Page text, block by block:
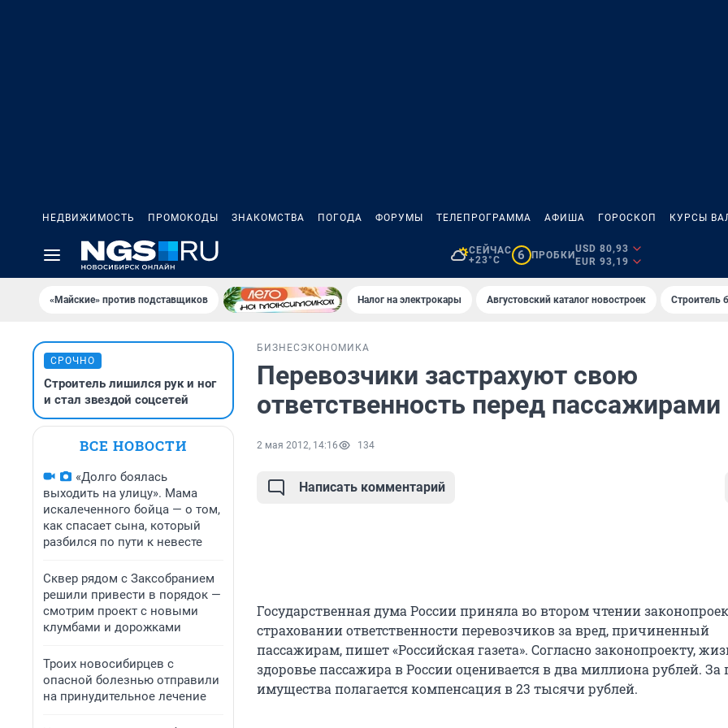
НЕДВИЖИМОСТЬ ПРОМОКОДЫ ЗНАКОМСТВА ПОГОДА ФОРУМЫ ТЕЛЕПРОГРАММА АФИША ГОРОСКОП КУРСЫ
СЕЙЧАС
+23°C
6 ПРОБКИ
USD 80,93
EUR 93,19
«Майские» против подставщиков Налог на электрокары Августовский каталог новостроек Строитель
СРОЧНО
Строитель лишился рук и ног
и стал звездой соцсетей
ВСЕ НОВОСТИ
«Долго боялась
выходить на улицу». Мама
искалеченного бойца — о том,
как спасает сына, который
разбился по пути к невесте
Сквер рядом с Заксобранием
решили привести в порядок —
смотрим проект с новыми
клумбами и дорожками
Троих новосибирцев с
опасной болезнью отправили
на принудительное лечение
БИЗНЕС ЭКОНОМИКА
Перевозчики застрахуют свою
ответственность перед пассажирами
2 мая 2012, 14:16 134
Написать комментарий
Государственная дума России приняла во втором чтении
страховании ответственности перевозчиков за вред, причиненный
пассажирам, пишет «Российская газета». Согласно законопроекту,
здоровье пассажира в России оценивается в два миллиона рублей. За
имущества полагается компенсация в 23 тысячи рублей.